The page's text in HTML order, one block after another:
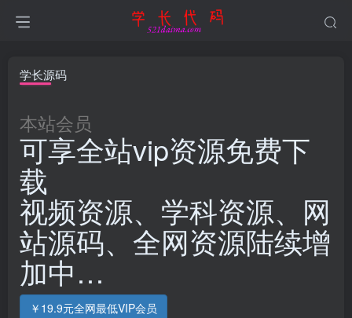
学长源码
本站会员
可享全站vip资源免费下
载
视频资源、学科资源、网
站源码、全网资源陆续增
加中…
￥19.9元全网最低VIP会员